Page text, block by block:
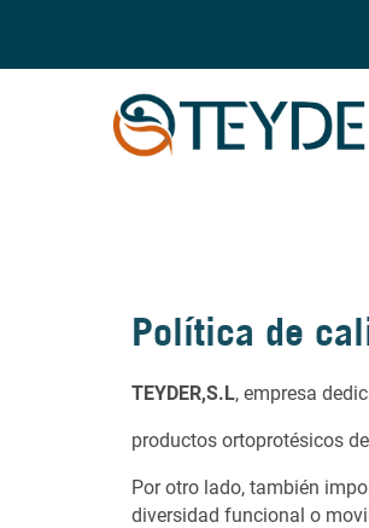
Política de
TEYDER,S.L, empresa
productos ortoprotésicos
Por otro lado, también
diversidad funcional o